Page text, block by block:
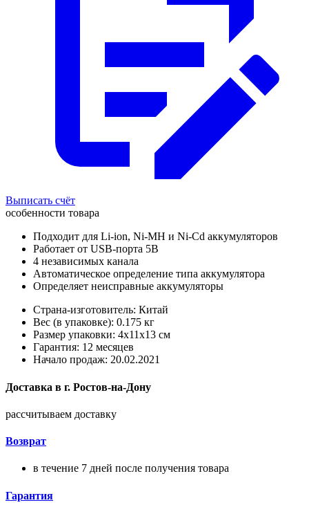
Выписать счёт
особенности товара
Подходит для Li-ion, Ni-MH и Ni-Cd аккумуляторов
Работает от USB-порта 5В
4 независимых канала
Автоматическое определение типа аккумулятора
Определяет неисправные аккумуляторы
Страна-изготовитель: Китай
Вес (в упаковке): 0.175 кг
Размер упаковки: 4x11x13 см
Гарантия: 12 месяцев
Начало продаж: 20.02.2021
Доставка в г. Ростов-на-Дону
рассчитываем доставку
Возврат
в течение 7 дней после получения товара
Гарантия